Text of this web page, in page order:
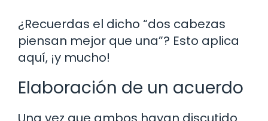
¿Recuerdas el dicho “dos cabezas
piensan mejor que una”? Esto aplica
aquí, ¡y mucho!
Elaboración de un acuerdo